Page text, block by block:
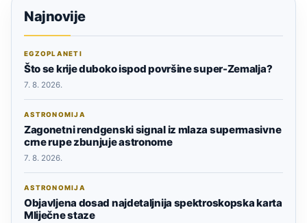
Najnovije
EGZOPLANETI
Što se krije duboko ispod površine super-Zemalja?
7. 8. 2026.
ASTRONOMIJA
Zagonetni rendgenski signal iz mlaza supermasivne
crne rupe zbunjuje astronome
7. 8. 2026.
ASTRONOMIJA
Objavljena dosad najdetaljnija spektroskopska karta
Mliječne staze